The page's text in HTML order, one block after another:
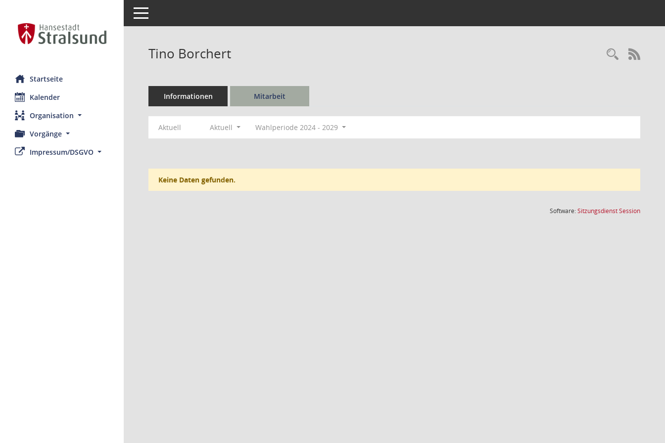
Startseite
Kalender
Organisation
Vorgänge
Impressum/DSGVO
Toggle navigation
Tino Borchert
Informationen Mitarbeit
Aktuell Aktuell Wahlperiode 2024 - 2029
Keine Daten gefunden.
Software:SitzungsdienstSession(Wird in